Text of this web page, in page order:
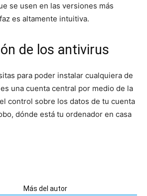
se usen en las versiones más
es altamente intuitiva.
de los antivirus
para poder instalar cualquiera de
una cuenta central por medio de la
control sobre los datos de tu cuenta
dónde está tu ordenador en casa
Más del autor